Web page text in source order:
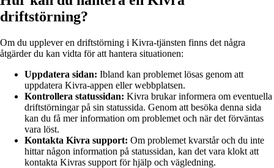
driftstörning?
Om du upplever en driftstörning i Kivra-tjänsten finns det några
åtgärder du kan vidta för att hantera situationen:
Uppdatera sidan: Ibland kan problemet lösas genom att
uppdatera Kivra-appen eller webbplatsen.
Kontrollera statussidan: Kivra brukar informera om eventuella
driftstörningar på sin statussida. Genom att besöka denna sida
kan du få mer information om problemet och när det förväntas
vara löst.
Kontakta Kivra support: Om problemet kvarstår och du inte
hittar någon information på statussidan, kan det vara klokt att
kontakta Kivras support för hjälp och vägledning.